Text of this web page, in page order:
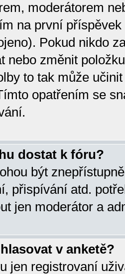
moderátorem
na první
Pokud nikdo
nebo změnit
to tak může
opatřením se
dostat k fóru?
být
přispívání atd.
jen moderátor a
v anketě?
jen registrovaní